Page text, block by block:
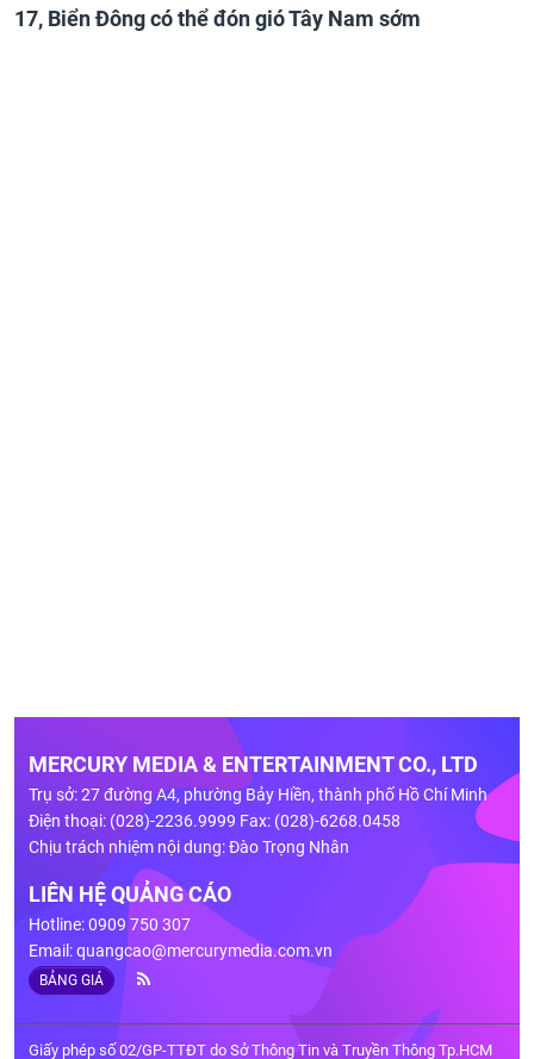
17, Biển Đông có thể đón gió Tây Nam sớm
MERCURY MEDIA & ENTERTAINMENT CO., LTD
Trụ sở: 27 đường A4, phường Bảy Hiền, thành phố Hồ Chí Minh
Điện thoại: (028)-2236.9999 Fax: (028)-6268.0458
Chịu trách nhiệm nội dung: Đào Trọng Nhân
LIÊN HỆ QUẢNG CÁO
Hotline: 0909 750 307
Email:quangcao@mercurymedia.com.vn
BẢNG GIÁ
Giấy phép số 02/GP-TTĐT do Sở Thông Tin và Truyền Thông Tp.HCM